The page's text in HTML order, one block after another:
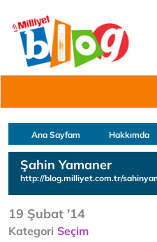
Ana Sayfam Hakkımda
Şahin Yamaner
http://blog.milliyet.com.tr/
19 Şubat '14
Kategori Seçim